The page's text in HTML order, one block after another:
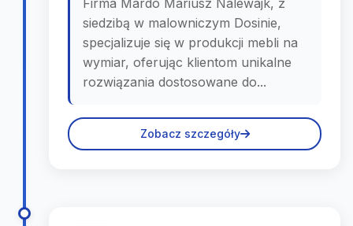
Firma Mardo Mariusz Nalewajk, z
siedzibą w malowniczym Dosinie,
specjalizuje się w produkcji mebli na
wymiar, oferując klientom unikalne
rozwiązania dostosowane do...
Zobacz szczegóły